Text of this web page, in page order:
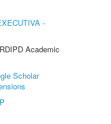
-
Academic
Scholar